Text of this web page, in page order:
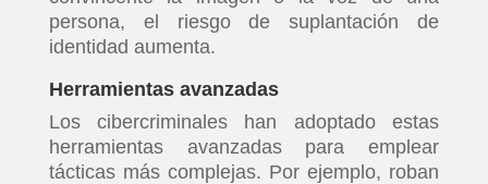
persona, el riesgo de suplantación de
identidad aumenta.
Herramientas avanzadas
Los cibercriminales han adoptado estas
herramientas avanzadas para emplear
tácticas más complejas. Por ejemplo, roban